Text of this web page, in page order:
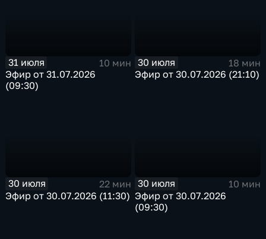
31 июля
10 мин
Эфир от 31.07.2026
(09:30)
30 июля
18 мин
Эфир от 30.07.2026 (21:10)
30 июля
22 мин
Эфир от 30.07.2026 (11:30)
30 июля
10 мин
Эфир от 30.07.2026
(09:30)